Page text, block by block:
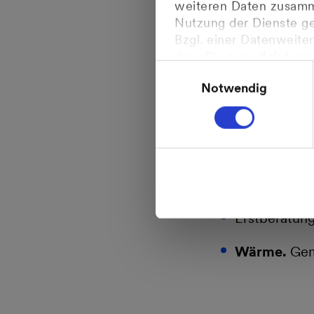
weiteren Daten
Nutzung der Dienste
Bzgl. einer
Gerichtshofes vom
Weitere Informationen
Notwendig
Daneben
freundliches
Verträge,
Wärme.